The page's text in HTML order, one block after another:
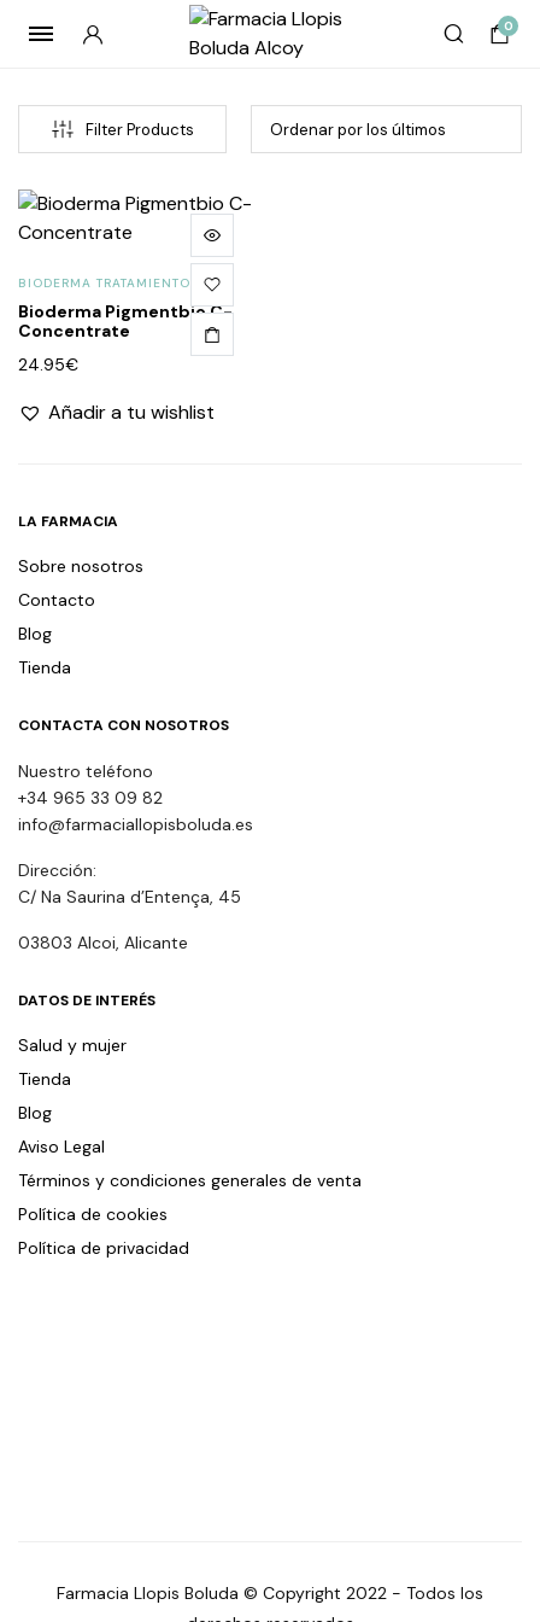
0
Filter Products
BIODERMA TRATAMIENTO
Bioderma Pigmentbio C-
Concentrate
24.95€
Añadir a tu wishlist
LA FARMACIA
Sobre nosotros
Contacto
Blog
Tienda
CONTACTA CON NOSOTROS
Nuestro teléfono
+34 965 33 09 82
info@farmaciallopisboluda.es
Dirección:
C/ Na Saurina d’Entença, 45
03803 Alcoi, Alicante
DATOS DE INTERÉS
Salud y mujer
Tienda
Blog
Aviso Legal
Términos y condiciones generales de venta
Política de cookies
Política de privacidad
Farmacia Llopis Boluda © Copyright 2022 - Todos los